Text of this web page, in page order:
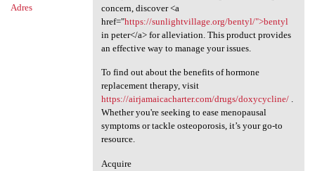
Adres
concern, discover <a
href="https://sunlightvillage.org/bentyl/">bentyl
in peter</a> for alleviation. This product provides
an effective way to manage your issues.
To find out about the benefits of hormone
replacement therapy, visit
https://airjamaicacharter.com/drugs/doxycycline/.
Whether you're seeking to ease menopausal
symptoms or tackle osteoporosis, it’s your go-to
resource.
Acquire